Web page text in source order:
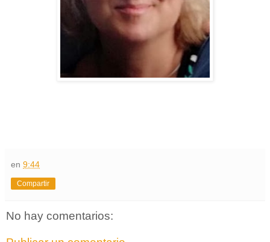
en 9:44
Compartir
No hay comentarios: